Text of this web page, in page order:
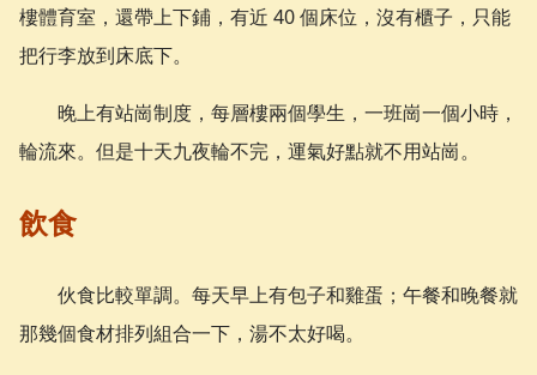
樓體育室，還帶上下鋪，有近 40 個床位，沒有櫃子，只能
把行李放到床底下。
晚上有站崗制度，每層樓兩個學生，一班崗一個小時，
輪流來。但是十天九夜輪不完，運氣好點就不用站崗。
飲食
伙食比較單調。每天早上有包子和雞蛋；午餐和晚餐就
那幾個食材排列組合一下，湯不太好喝。